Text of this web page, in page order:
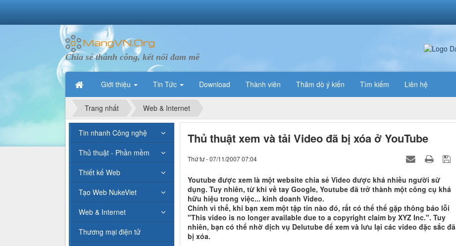
Chia sẻ thành công, kết nối đam mê
Giới thiệu Tin Tức Download Thành viên Thăm dò ý kiến Tìm kiếm Liên hệ
Trang nhất Web & Internet
Thủ thuật xem và tải Video đã bị xóa ở YouTube
Thứ tư - 07/11/2007 07:04
Youtube được xem là một website chia sẻ Video được khá nhiều người sử
dụng. Tuy nhiên, từ khi về tay Google, Youtube đã trở thành một công cụ khá
hữu hiệu trong việc... kinh doanh Video.
Chính vì thế, khi bạn xem một tập tin nào đó, rất có thể thể gặp thông báo lỗi
"This video is no longer available due to a copyright claim by XYZ Inc.". Tuy
nhiên, bạn có thể nhờ dịch vụ Delutube để xem và lưu lại các video đặc sắc đã
bị xóa.
Tin nhanh Công nghệ
Thủ thuật - Phần mềm
Thiết kế Web
Tạo Web NukeViet
Web & Internet
Thương mại điện tử